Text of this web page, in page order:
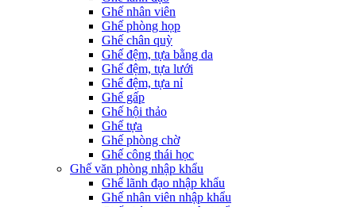
Ghế nhân viên
Ghế phòng họp
Ghế chân quỳ
Ghế đệm, tựa bằng da
Ghế đệm, tựa lưới
Ghế đệm, tựa nỉ
Ghế gấp
Ghế hội thảo
Ghế tựa
Ghế phòng chờ
Ghế công thái học
Ghế văn phòng nhập khẩu
Ghế lãnh đạo nhập khẩu
Ghế nhân viên nhập khẩu